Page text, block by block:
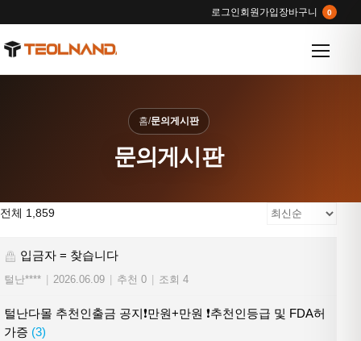
로그인회원가입장바구니 0
홈/문의게시판
문의게시판
전체 1,859
입금자 = 찾습니다
털난**** 2026.06.09 추천 0 조회 4
털난다몰 추천인출금 공지❗만원+만원 ❗추천인등급 및 FDA허
가증 (3)